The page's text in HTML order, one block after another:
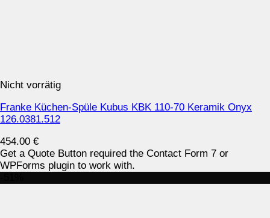
Nicht vorrätig
Franke Küchen-Spüle Kubus KBK 110-70 Keramik Onyx
126.0381.512
454.00 €
Get a Quote Button required the Contact Form 7 or
WPForms plugin to work with.